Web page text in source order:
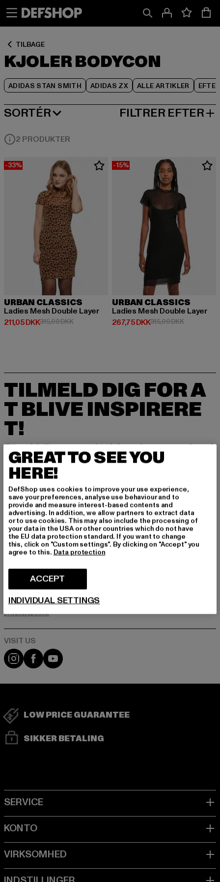
TILBAGE
KJOLER BODYCON
ADIDAS STAN SMITH ADIDAS ZX ALLE ARTIKLER
SORTÉR
MEST POPULÆRE FILTRER EFTER
2 PRODUKTER
-33%
URBAN CLASSICS
Ladies Mesh Double Layer
211,05 DKK
Nuværende pris: 211,05 DKK
315,00 DKKKampagnepris: 315,00 DKK
-15%
URBAN CLASSICS
Ladies Mesh Double Layer
267,75 DKK
Nuværende pris: 267,75 DKK
315,00 DKK
TILMELD DIG FOR A
T BLIVE INSPIRERE
T!
Tilmeld dig vores nyhedsbrev her og modtag f
remtidige oplysninger om aktuelle trends, tilbu
d og kuponer fra DefShop via e-mail!
Hvilke produkter er du interesseret i?
MÆND
KVINDER
E-MAIL
Oplysninger om, hvordan DefShop håndterer dine data, kan findes i
privatlivspolitik
Visit our Instagram page:
Visit our Facebook page:
Visit our YouTube channel:
LOW PRICE GUARANTEE
SIKKER BETALING
GREAT TO SEE YOU
HERE!
DefShop uses cookies to improve your use experience,
save your preferences, analyse use behaviour and to
provide and measure interest-based contents and
advertising. In addition, we allow partners to extract data
or to use cookies. This may also include the processing of
your data in the USA or other countries which do not have
the EU data protection standard. If you want to change
this, click on "Custom settings". By clicking on "Accept" you
agree to this. Data protection
ACCEPT
INDIVIDUAL SETTINGS